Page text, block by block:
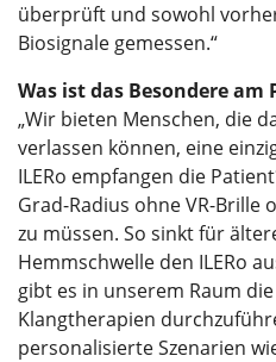
überprüft und sowohl
Biosignale gemessen.“
Was ist das Besondere am
„Wir bieten Menschen, die
verlassen können, eine
ILERo empfangen die
Grad-Radius ohne VR-Brille
zu müssen. So sinkt für
Hemmschwelle den ILERo
gibt es in unserem Raum
Klangtherapien
personalisierte Szenarien